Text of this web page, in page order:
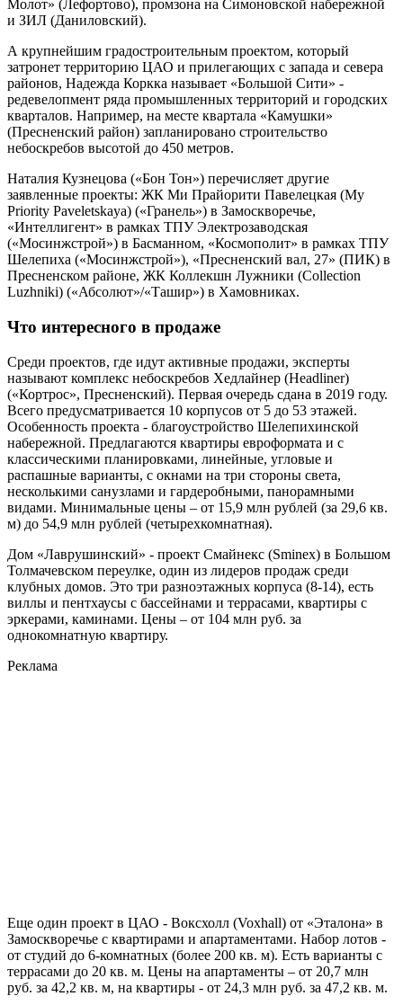
Молот» (Лефортово), промзона на Симоновской набережной
и ЗИЛ (Даниловский).
А крупнейшим градостроительным проектом, который
затронет территорию ЦАО и прилегающих с запада и севера
районов, Надежда Коркка называет «Большой Сити» -
редевелопмент ряда промышленных территорий и городских
кварталов. Например, на месте квартала «Камушки»
(Пресненский район) запланировано строительство
небоскребов высотой до 450 метров.
Наталия Кузнецова («Бон Тон») перечисляет другие
заявленные проекты: ЖК Ми Прайорити Павелецкая (My
Priority Paveletskaya) («Гранель») в Замоскворечье,
«Интеллигент» в рамках ТПУ Электрозаводская
(«Мосинжстрой») в Басманном, «Космополит» в рамках ТПУ
Шелепиха («Мосинжстрой»), «Пресненский вал, 27» (ПИК) в
Пресненском районе, ЖК Коллекшн Лужники (Collection
Luzhniki) («Абсолют»/«Ташир») в Хамовниках.
Что интересного в продаже
Среди проектов, где идут активные продажи, эксперты
называют комплекс небоскребов Хедлайнер (Headliner)
(«Кортрос», Пресненский). Первая очередь сдана в 2019 году.
Всего предусматривается 10 корпусов от 5 до 53 этажей.
Особенность проекта - благоустройство Шелепихинской
набережной. Предлагаются квартиры евроформата и с
классическими планировками, линейные, угловые и
распашные варианты, с окнами на три стороны света,
несколькими санузлами и гардеробными, панорамными
видами. Минимальные цены – от 15,9 млн рублей (за 29,6 кв.
м) до 54,9 млн рублей (четырехкомнатная).
Дом «Лаврушинский» - проект Смайнекс (Sminex) в Большом
Толмачевском переулке, один из лидеров продаж среди
клубных домов. Это три разноэтажных корпуса (8-14), есть
виллы и пентхаусы с бассейнами и террасами, квартиры с
эркерами, каминами. Цены – от 104 млн руб. за
однокомнатную квартиру.
Реклама
Еще один проект в ЦАО - Воксхолл (Voxhall) от «Эталона» в
Замоскворечье с квартирами и апартаментами. Набор лотов -
от студий до 6-комнатных (более 200 кв. м). Есть варианты с
террасами до 20 кв. м. Цены на апартаменты – от 20,7 млн
руб. за 42,2 кв. м, на квартиры - от 24,3 млн руб. за 47,2 кв. м.